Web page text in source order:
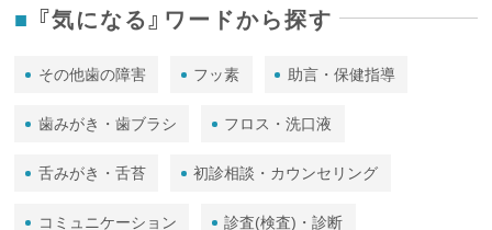
『気になる』ワードから探す
その他歯の障害 フッ素 助言・保健指導
歯みがき・歯ブラシ フロス・洗口液
舌みがき・舌苔 初診相談・カウンセリング
コミュニケーション 診査(検査)・診断